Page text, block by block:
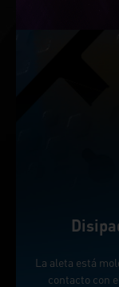
La aleta está
contacto con